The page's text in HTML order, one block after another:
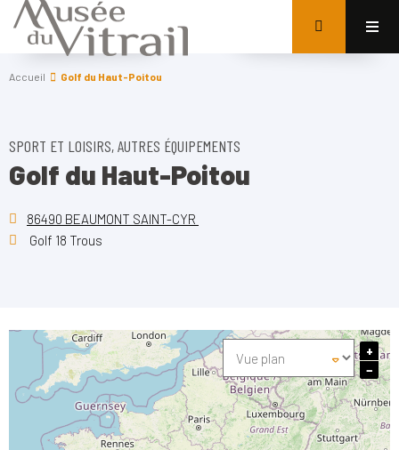
Accueil Golf du Haut-Poitou
SPORT ET LOISIRS, AUTRES ÉQUIPEMENTS
Golf du Haut-Poitou
86490 BEAUMONT SAINT-CYR
Golf 18 Trous
+
−